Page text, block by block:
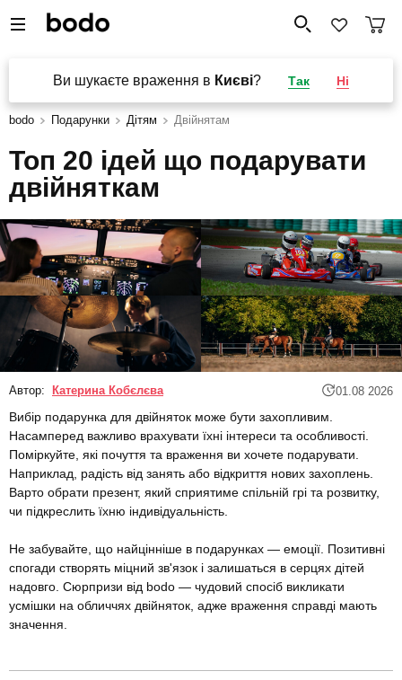
Ви шукаєте враження в Києві? Так Ні
bodo Подарунки Дітям Двійнятам
Топ 20 ідей що подарувати
двійняткам
Автор: Катерина Кобєлєва 01.08 2026
Вибір подарунка для двійняток може бути захопливим.
Насамперед важливо врахувати їхні інтереси та особливості.
Поміркуйте, які почуття та враження ви хочете подарувати.
Наприклад, радість від занять або відкриття нових захоплень.
Варто обрати презент, який сприятиме спільній грі та розвитку,
чи підкреслить їхню індивідуальність.
Не забувайте, що найцінніше в подарунках — емоції. Позитивні
спогади створять міцний зв'язок і залишаться в серцях дітей
надовго. Сюрпризи від bodo — чудовий спосіб викликати
усмішки на обличчях двійняток, адже враження справді мають
значення.